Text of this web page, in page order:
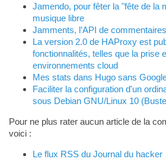
Jamendo, pour fêter la "fête de la
musique libre
Jamments, l’API de
La version 2.0 de HAProxy est
fonctionnalités, telles que la prise
environnements cloud
Mes stats dans Hugo sans
Faciliter la configuration d'un
sous Debian GNU/Linux 10
Pour ne plus rater aucun article de la
voici :
Le flux RSS du Journal du hacker